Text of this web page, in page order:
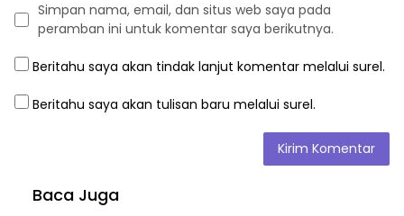
Simpan nama, email, dan situs web saya pada
peramban ini untuk komentar saya berikutnya.
Beritahu saya akan tindak lanjut komentar melalui surel.
Beritahu saya akan tulisan baru melalui surel.
Baca Juga